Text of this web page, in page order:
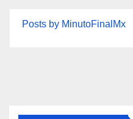
Posts by MinutoFinalMx